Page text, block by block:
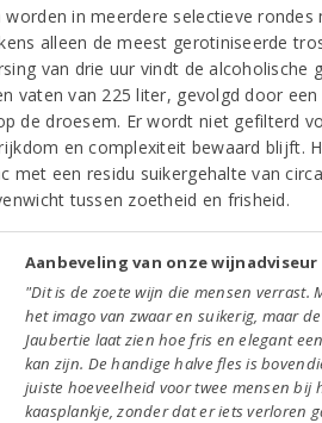
worden in meerdere selectieve
alleen de meest gerotiniseerde
van drie uur vindt de alcoholische
vaten van 225 liter, gevolgd door
de droesem. Er wordt niet gefilterd
en complexiteit bewaard blijft.
met een residu suikergehalte van
tussen zoetheid en frisheid.
Aanbeveling van onze
"Dit is de zoete wijn die mensen verrast.
het imago van zwaar en suikerig, maar
Jaubertie laat zien hoe fris en elegant
kan zijn. De handige halve fles is
juiste hoeveelheid voor twee mensen bij
kaasplankje, zonder dat er iets verloren